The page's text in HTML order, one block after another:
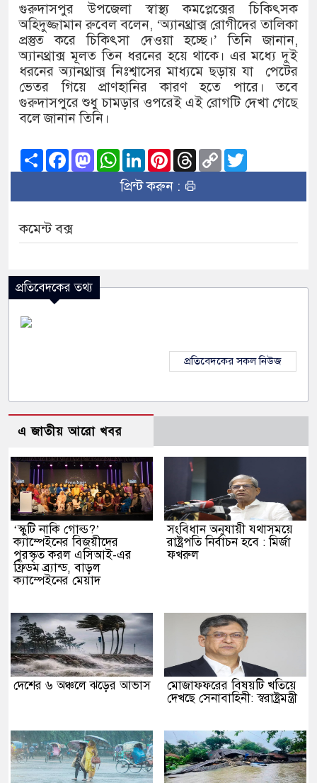
গুরুদাসপুর উপজেলা স্বাস্থ্য কমপ্লেক্সের চিকিৎসক
অহিদুজ্জামান রুবেল বলেন, ‘অ্যানথ্রাক্স রোগীদের তালিকা
প্রস্তুত করে চিকিৎসা দেওয়া হচ্ছে।’ তিনি জানান,
অ্যানথ্রাক্স মূলত তিন ধরনের হয়ে থাকে। এর মধ্যে দুই
ধরনের অ্যানথ্রাক্স নিঃশ্বাসের মাধ্যমে ছড়ায় যা পেটের
ভেতর গিয়ে প্রাণহানির কারণ হতে পারে। তবে
গুরুদাসপুরে শুধু চামড়ার ওপরেই এই রোগটি দেখা গেছে
বলে জানান তিনি।
ShareFacebook
Mastodon
WhatsApp
LinkedInPinterest
Threads
Copy
Link
প্রিন্ট করুন :
কমেন্ট বক্স
প্রতিবেদকের তথ্য
প্রতিবেদকের সকল নিউজ
এ জাতীয় আরো খবর
‘স্কুটি নাকি গোল্ড?’
ক্যাম্পেইনের বিজয়ীদের
পুরস্কৃত করল এসিআই-এর
ফ্রিডম ব্র্যান্ড, বাড়ল
ক্যাম্পেইনের মেয়াদ
সংবিধান অনুযায়ী যথাসময়ে
রাষ্ট্রপতি নির্বাচন হবে : মির্জা
ফখরুল
দেশের ৬ অঞ্চলে ঝড়ের আভাস
মোজাফফরের বিষয়টি খতিয়ে
দেখছে সেনাবাহিনী: স্বরাষ্ট্রমন্ত্রী